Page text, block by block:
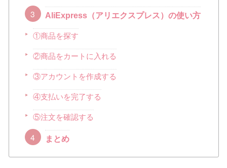
AliExpress（アリエクスプレス）の使い方
①商品を探す
②商品をカートに入れる
③アカウントを作成する
④支払いを完了する
⑤注文を確認する
まとめ